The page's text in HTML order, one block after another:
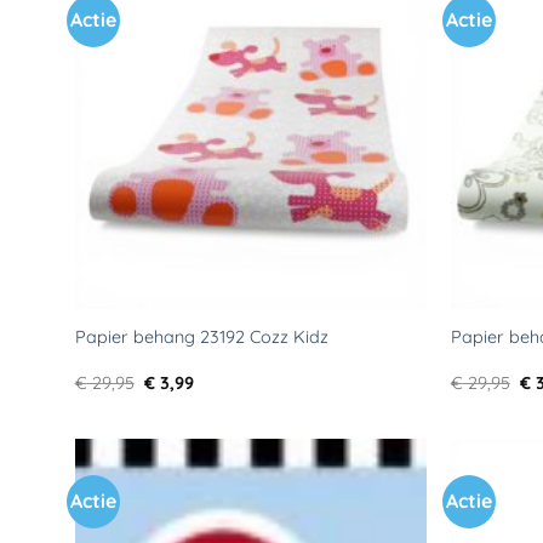
Actie
Toevoegen
verlanglijst
Papier behang 23192 Cozz Kidz
€29,95 Oorspronkelijke
prijs
€ 3,99Huidige
Actie
Papier
€29,95 €
Actie Actie